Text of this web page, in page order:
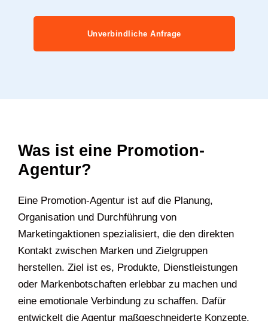
Unverbindliche Anfrage
Was ist eine Promotion-
Agentur?
Eine Promotion-Agentur ist auf die Planung,
Organisation und Durchführung von
Marketingaktionen spezialisiert, die den direkten
Kontakt zwischen Marken und Zielgruppen
herstellen. Ziel ist es, Produkte, Dienstleistungen
oder Markenbotschaften erlebbar zu machen und
eine emotionale Verbindung zu schaffen. Dafür
entwickelt die Agentur maßgeschneiderte Konzepte,